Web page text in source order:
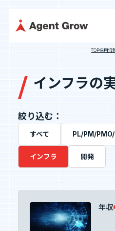
ミッション・
ビジョン・バ
健康経営宣言
SES特化型
SaaS[Fairgrit]
TOP
企業情報
事業内容
IR情報
TOP採用情
インフラの
絞り込む：
すべて PL/PM/
インフラ 開発
年収